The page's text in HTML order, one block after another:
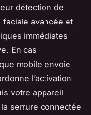
détection de
faciale avancée et
immédiates
En cas
mobile envoie
l’activation
votre appareil
serrure connectée